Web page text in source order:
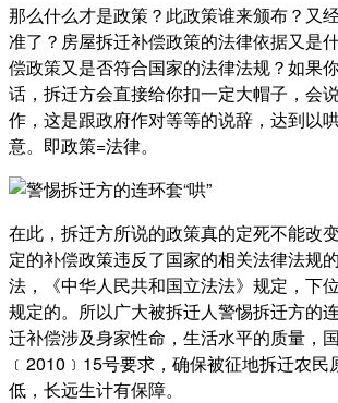
那么什么才是政策？此政策谁来颁布？又
准了？房屋拆迁补偿政策的法律依据又是
偿政策又是否符合国家的法律法规？如果
话，拆迁方会直接给你扣一定大帽子，会
作，这是跟政府作对等等的说辞，达到以
意。即政策=法律。
在此，拆迁方所说的政策真的定死不能改
定的补偿政策违反了国家的相关法律法规
法，《中华人民共和国立法法》规定，下
规定的。所以广大被拆迁人警惕拆迁方的
迁补偿涉及身家性命，生活水平的质量，
﹝2010﹞15号要求，确保被征地拆迁农民
低，长远生计有保障。